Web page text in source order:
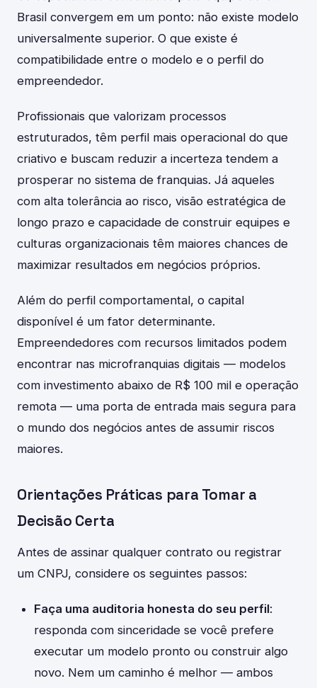
Brasil convergem em um ponto: não existe modelo
universalmente superior. O que existe é
compatibilidade entre o modelo e o perfil do
empreendedor.
Profissionais que valorizam processos
estruturados, têm perfil mais operacional do que
criativo e buscam reduzir a incerteza tendem a
prosperar no sistema de franquias. Já aqueles
com alta tolerância ao risco, visão estratégica de
longo prazo e capacidade de construir equipes e
culturas organizacionais têm maiores chances de
maximizar resultados em negócios próprios.
Além do perfil comportamental, o capital
disponível é um fator determinante.
Empreendedores com recursos limitados podem
encontrar nas microfranquias digitais — modelos
com investimento abaixo de R$ 100 mil e operação
remota — uma porta de entrada mais segura para
o mundo dos negócios antes de assumir riscos
maiores.
Orientações Práticas para Tomar a
Decisão Certa
Antes de assinar qualquer contrato ou registrar
um CNPJ, considere os seguintes passos:
Faça uma auditoria honesta do seu perfil:
responda com sinceridade se você prefere
executar um modelo pronto ou construir algo
novo. Nem um caminho é melhor — ambos